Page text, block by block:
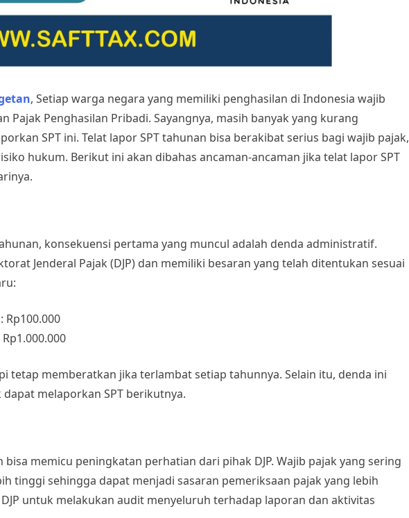
, Setiap warga negara yang memiliki penghasilan di Indonesia wajib
Pajak Penghasilan Pribadi. Sayangnya, masih banyak yang kurang
SPT ini. Telat lapor SPT tahunan bisa berakibat serius bagi wajib pajak,
hukum. Berikut ini akan dibahas ancaman-ancaman jika telat lapor SPT
konsekuensi pertama yang muncul adalah denda administratif.
Jenderal Pajak (DJP) dan memiliki besaran yang telah ditentukan sesuai
: Rp100.000
Rp1.000.000
tetap memberatkan jika terlambat setiap tahunnya. Selain itu, denda ini
melaporkan SPT berikutnya.
memicu peningkatan perhatian dari pihak DJP. Wajib pajak yang sering
tinggi sehingga dapat menjadi sasaran pemeriksaan pajak yang lebih
untuk melakukan audit menyeluruh terhadap laporan dan aktivitas